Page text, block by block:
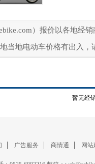
）报价以各地经
当地电动车价格有出入，
暂无经
广告服务 商情通 网